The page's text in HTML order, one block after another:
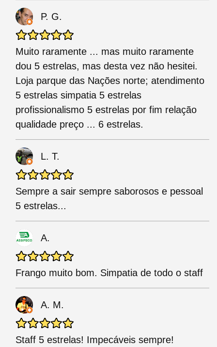
P. G.
Muito raramente ... mas muito raramente
dou 5 estrelas, mas desta vez não hesitei.
Loja parque das Nações norte; atendimento
5 estrelas simpatia 5 estrelas
profissionalismo 5 estrelas por fim relação
qualidade preço ... 6 estrelas.
L. T.
Sempre a sair sempre saborosos e pessoal
5 estrelas...
A.
Frango muito bom. Simpatia de todo o staff
A. M.
Staff 5 estrelas! Impecáveis sempre!